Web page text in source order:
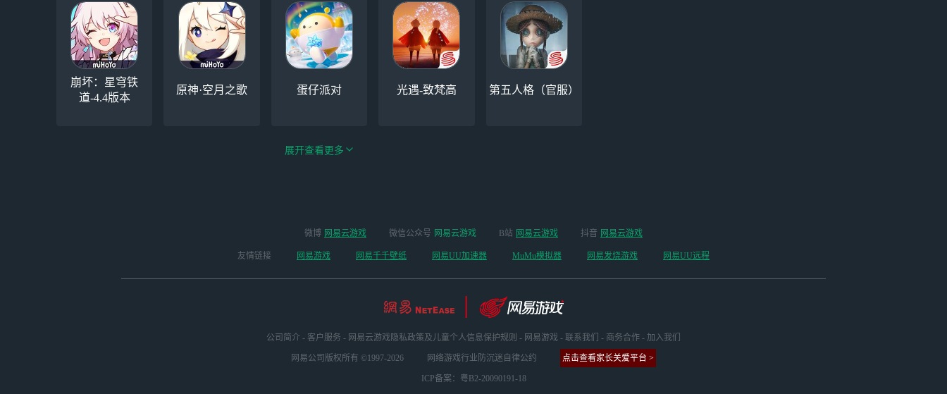
崩坏：星穹铁
道-4.4版本
原神·空月之歌 蛋仔派对 光遇-致梵高 第五人格（官服）
逆水寒手游（全新
版本开启 ）
云手机 阴阳师
展开查看更多
微博 网易云游戏 微信公众号 网易云游戏 B站 网易云游戏 抖音 网易云游戏
友情链接 网易游戏 网易千千壁纸 网易UU加速器 MuMu模拟器 网易发烧游戏 网易UU远程
公司简介 - 客户服务 - 网易云游戏隐私政策及儿童个人信息保护规则 - 网易游戏 - 联系我们 - 商务合作 - 加入我们
网易公司版权所有 ©1997-2026 网络游戏行业防沉迷自律公约 点击查看家长关爱平台 >
ICP备案：粤B2-20090191-18